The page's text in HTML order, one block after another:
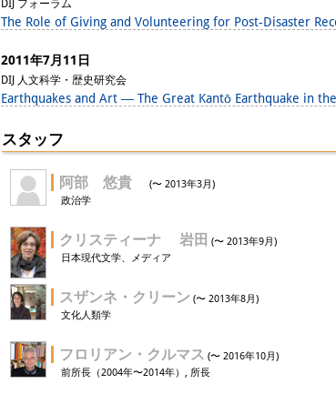
DIJ フォーラム
The Role of Giving and Volunteering for Post-Disaster
2011年7月11日
DIJ 人文科学・歴史研究会
Earthquakes and Art ― The Great Kantō Earthquake in
スタッフ
阿部 悠貴
(〜 2013年3月)
政治学
クリスティーナ 岩田 (〜 2013年9月)
日本現代文学、メディア
スザンネ・クリーン (〜 2013年8月)
文化人類学
フロリアン・クルマス (〜 2016年10月)
前所長（2004年〜2014年）, 所長